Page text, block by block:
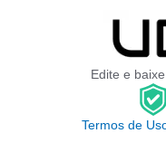
Edite e
Termos de